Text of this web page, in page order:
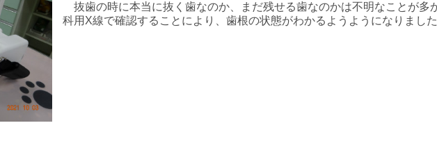
抜歯の時に本当に抜く歯なのか、まだ残せる歯なのかは不明なことが多
科用X線で確認することにより、歯根の状態がわかるようようになりました